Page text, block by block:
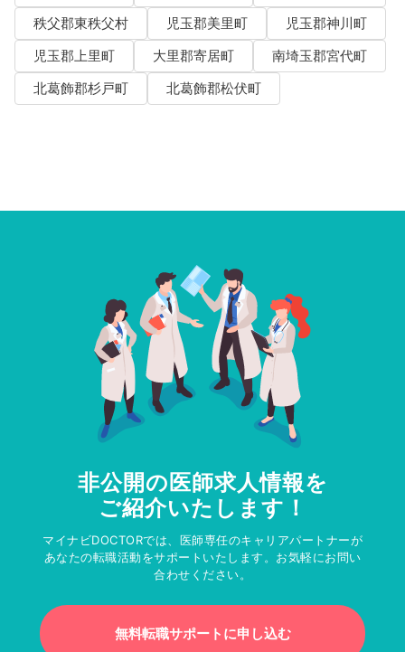
秩父郡東秩父村
児玉郡美里町
児玉郡神川町
児玉郡上里町
大里郡寄居町
南埼玉郡宮代町
北葛飾郡杉戸町
北葛飾郡松伏町
非公開の医師求人情報を
ご紹介いたします！
マイナビDOCTORでは、医師専任のキャリアパートナーが
あなたの転職活動をサポートいたします。お気軽にお問い
合わせください。
無料転職サポートに申し込む